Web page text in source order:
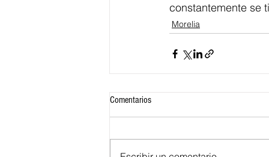
constantemente se
Morelia
Comentarios